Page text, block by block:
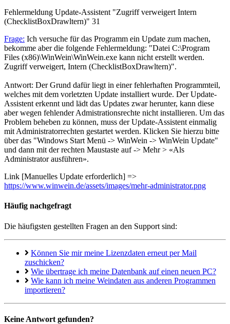
Fehlermeldung Update-Assistent "Zugriff verweigert Intern
(ChecklistBoxDrawltern)" 31
Frage: Ich versuche für das Programm ein Update zum machen,
bekomme aber die folgende Fehlermeldung: "Datei C:\Program
Files (x86)\WinWein\WinWein.exe kann nicht erstellt werden.
Zugriff verweigert, Intern (ChecklistBoxDrawltern)".
Antwort: Der Grund dafür liegt in einer fehlerhaften Programmteil,
welches mit dem vorletzten Update installiert wurde. Der Update-
Assistent erkennt und lädt das Updates zwar herunter, kann diese
aber wegen fehlender Admistrationsrechte nicht installieren. Um das
Problem beheben zu können, muss der Update-Assistent einmalig
mit Administratorrechten gestartet werden. Klicken Sie hierzu bitte
über das "Windows Start Menü -> WinWein -> WinWein Update"
und dann mit der rechten Maustaste auf -> Mehr > «Als
Administrator ausführen».
Link [Manuelles Update erforderlich] =>
https://www.winwein.de/assets/images/mehr-administrator.png
Häufig nachgefragt
Die häufigsten gestellten Fragen an den Support sind:
Können Sie mir meine Lizenzdaten erneut per Mail
zuschicken?
Wie übertrage ich meine Datenbank auf einen neuen PC?
Wie kann ich meine Weindaten aus anderen Programmen
importieren?
Keine Antwort gefunden?